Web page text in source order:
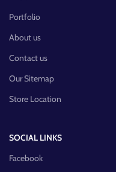
Portfolio
About us
Contact us
Our Sitemap
Store Location
SOCIAL LINKS
Facebook